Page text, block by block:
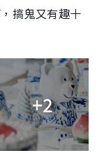
搞鬼又有趣十
+2